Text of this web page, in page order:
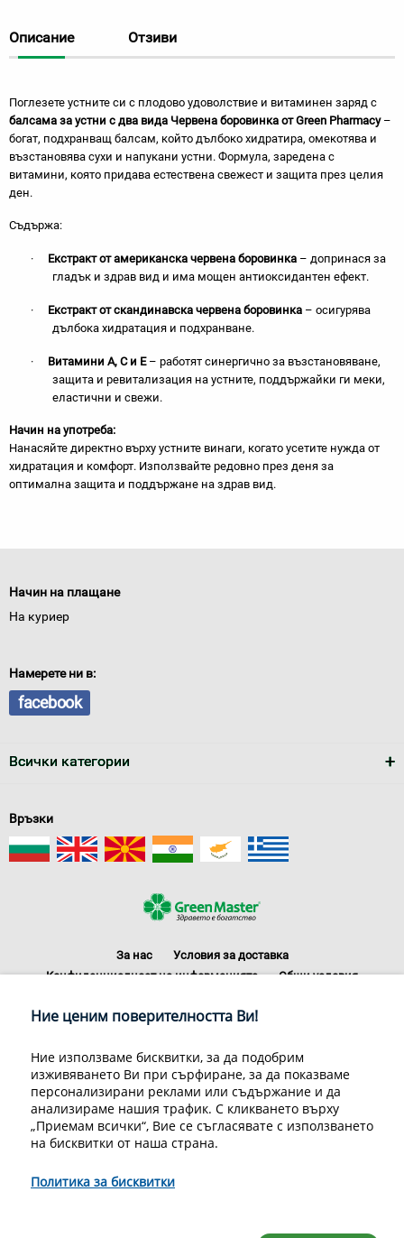
Описание Отзиви
Поглезете устните си с плодово удоволствие и витаминен заряд с
балсама за устни с два вида Червена боровинка от Green Pharmacy–
богат, подхранващ балсам, който дълбоко хидратира, омекотява и
възстановява сухи и напукани устни. Формула, заредена с
витамини, която придава естествена свежест и защита през целия
ден.
Съдържа:
· Екстракт отамериканска червена боровинка – допринася за
гладък и здрав вид и има мощен антиоксидантен ефект.
· Екстракт отскандинавска червена боровинка – осигурява
дълбока хидратация и подхранване.
· Витамини A, C и E– работят синергично за възстановяване,
защита и ревитализация на устните, поддържайки ги меки,
еластични и свежи.
Начин на употреба:
Нанасяйте директно върху устните винаги, когато усетите нужда от
хидратация и комфорт. Използвайте редовно през деня за
оптимална защита и поддържане на здрав вид.
Начин на плащане
На куриер
Намерете ни в:
facebook
Всички категории
Връзки
За нас
Условия за доставка
Конфиденциалност на информацията
Общи условия
Контакти
070070220
© 1998-2020 Green Master Group Ltd, All rights reserved.
Developed bySirma CI
Ние ценим поверителността Ви!
Ние използваме бисквитки, за да подобрим
изживяването Ви при сърфиране, за да показваме
персонализирани реклами или съдържание и да
анализираме нашия трафик. С кликването върху
„Приемам всички“, Вие се съгласявате с използването
на бисквитки от наша страна.
Политика за бисквитки